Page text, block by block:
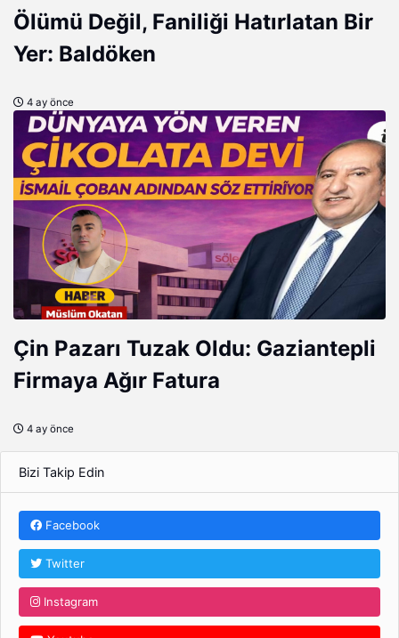
Ölümü Değil, Faniliği Hatırlatan Bir
Yer: Baldöken
4 ay önce
Çin Pazarı Tuzak Oldu: Gaziantepli
Firmaya Ağır Fatura
4 ay önce
Bizi Takip Edin
Facebook
Twitter
Instagram